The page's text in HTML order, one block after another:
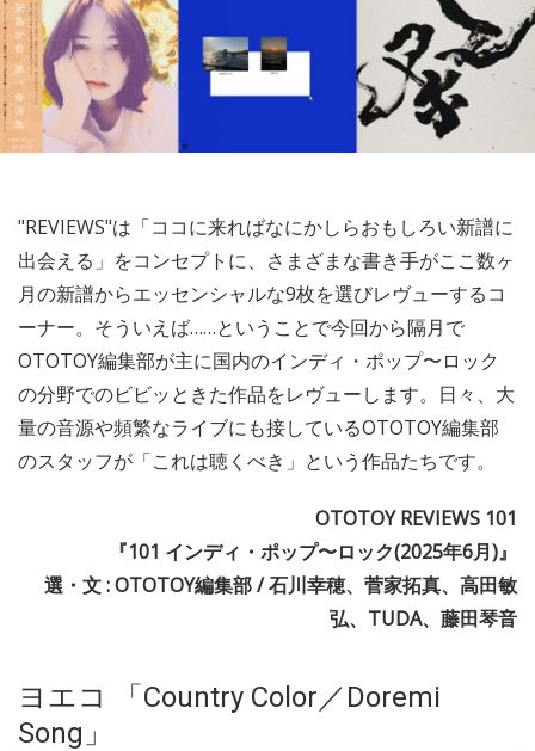
"REVIEWS"は「ココに来ればなにかしらおもしろい新譜に
出会える」をコンセプトに、さまざまな書き手がここ数ヶ
月の新譜からエッセンシャルな9枚を選びレヴューするコ
ーナー。そういえば……ということで今回から隔月で
OTOTOY編集部が主に国内のインディ・ポップ〜ロック
の分野でのビビッときた作品をレヴューします。日々、大
量の音源や頻繁なライブにも接しているOTOTOY編集部
のスタッフが「これは聴くべき」という作品たちです。
OTOTOY REVIEWS 101
『101 インディ・ポップ〜ロック(2025年6月)』
選・文 : OTOTOY編集部 / 石川幸穂、菅家拓真、高田敏
弘、TUDA、藤田琴音
ヨエコ 「Country Color／Doremi
Song」